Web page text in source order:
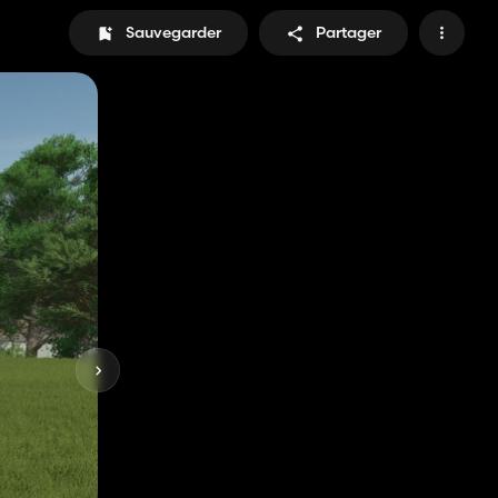
Sauvegarder Partager